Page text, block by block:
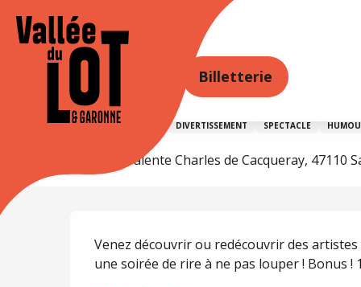
contenu
principal
Billetterie
Accueil Soirée Humour
Soirée Humour
SPORTS ET LOISIRS DIVERTISSEMENT SPECTACLE
Salle polyvalente Charles de Cacqueray, 47110
Description
Venez découvrir ou redécouvrir des
une soirée de rire à ne pas louper ! Bonus !